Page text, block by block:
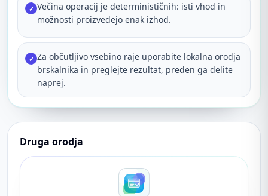
✓ Večina operacij je determinističnih: isti vhod in
možnosti proizvedejo enak izhod.
✓ Za občutljivo vsebino raje uporabite lokalna orodja
brskalnika in preglejte rezultat, preden ga delite
naprej.
Druga orodja